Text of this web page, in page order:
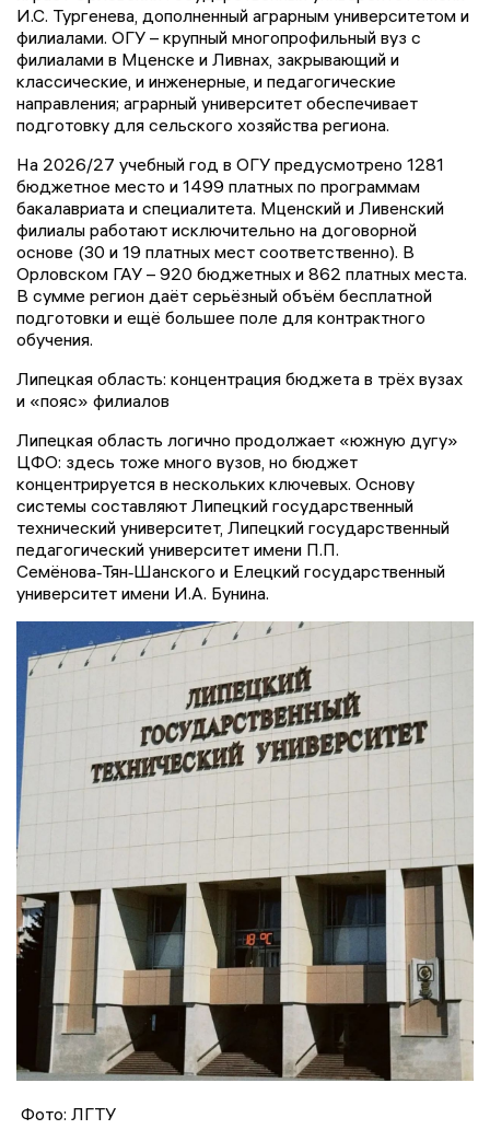
И.С. Тургенева, дополненный аграрным университетом и
филиалами. ОГУ – крупный многопрофильный вуз с
филиалами в Мценске и Ливнах, закрывающий и
классические, и инженерные, и педагогические
направления; аграрный университет обеспечивает
подготовку для сельского хозяйства региона.
На 2026/27 учебный год в ОГУ предусмотрено 1281
бюджетное место и 1499 платных по программам
бакалавриата и специалитета. Мценский и Ливенский
филиалы работают исключительно на договорной
основе (30 и 19 платных мест соответственно). В
Орловском ГАУ – 920 бюджетных и 862 платных места.
В сумме регион даёт серьёзный объём бесплатной
подготовки и ещё большее поле для контрактного
обучения.
Липецкая область: концентрация бюджета в трёх вузах
и «пояс» филиалов
Липецкая область логично продолжает «южную дугу»
ЦФО: здесь тоже много вузов, но бюджет
концентрируется в нескольких ключевых. Основу
системы составляют Липецкий государственный
технический университет, Липецкий государственный
педагогический университет имени П.П.
Семёнова‑Тян‑Шанского и Елецкий государственный
университет имени И.А. Бунина.
Фото: ЛГТУ